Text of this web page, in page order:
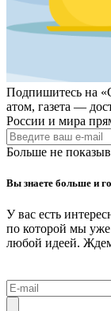
Подпишитесь на
атом, газета —
России и мира
Больше не
Вы знаете больше и
У вас есть
по которой мы
любой идеей.